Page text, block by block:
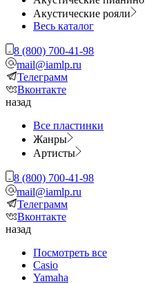
Акустические рояли
Весь каталог
8 (800) 700-41-98
mail@iamlp.ru
Телеграмм
Вконтакте
назад
Все пластинки
Жанры
Артисты
8 (800) 700-41-98
mail@iamlp.ru
Телеграмм
Вконтакте
назад
Посмотреть все
Casio
Yamaha